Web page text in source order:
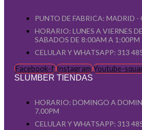
PUNTO DE FABRICA: MADRID
HORARIO: LUNES A VIERNES
SABADOS DE 8:00AM A 1:00PM
CELULAR Y WHATSAPP: 313
Facebook-f Instagram Youtube-
SLUMBER TIENDAS
HORARIO: DOMINGO A
7.00PM
CELULAR Y WHATSAPP: 313